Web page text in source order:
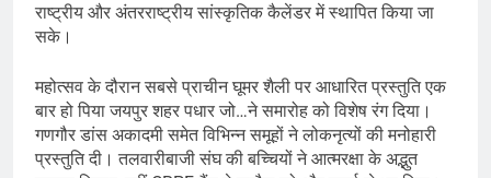
राष्ट्रीय और अंतरराष्ट्रीय सांस्कृतिक कैलेंडर में स्थापित किया जा
सके।
महोत्सव के दौरान सबसे प्राचीन घूमर शैली पर आधारित प्रस्तुति एक
बार हो पिया जयपुर शहर पधार जो…ने समारोह को विशेष रंग दिया।
गणगौर डांस अकादमी समेत विभिन्न समूहों ने लोकनृत्यों की मनोहारी
प्रस्तुति दी। तलवारीबाजी संघ की बच्चियों ने आत्मरक्षा के अद्भुत